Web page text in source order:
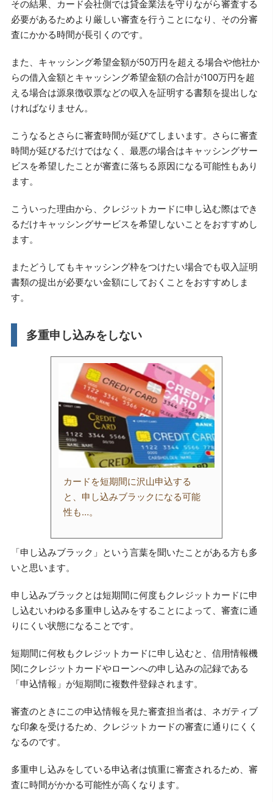
その結果、カード会社側では貸金業法を守りながら審査する
必要があるためより厳しい審査を行うことになり、その分審
査にかかる時間が長引くのです。
また、キャッシング希望金額が50万円を超える場合や他社か
らの借入金額とキャッシング希望金額の合計が100万円を超
える場合は源泉徴収票などの収入を証明する書類を提出しな
ければなりません。
こうなるとさらに審査時間が延びてしまいます。さらに審査
時間が延びるだけではなく、最悪の場合はキャッシングサー
ビスを希望したことが審査に落ちる原因になる可能性もあり
ます。
こういった理由から、クレジットカードに申し込む際はでき
るだけキャッシングサービスを希望しないことをおすすめし
ます。
またどうしてもキャッシング枠をつけたい場合でも収入証明
書類の提出が必要ない金額にしておくことをおすすめしま
す。
多重申し込みをしない
カードを短期間に沢山申込する
と、申し込みブラックになる可能
性も…。
「申し込みブラック」という言葉を聞いたことがある方も多
いと思います。
申し込みブラックとは短期間に何度もクレジットカードに申
し込むいわゆる多重申し込みをすることによって、審査に通
りにくい状態になることです。
短期間に何枚もクレジットカードに申し込むと、信用情報機
関にクレジットカードやローンへの申し込みの記録である
「申込情報」が短期間に複数件登録されます。
審査のときにこの申込情報を見た審査担当者は、ネガティブ
な印象を受けるため、クレジットカードの審査に通りにくく
なるのです。
多重申し込みをしている申込者は慎重に審査されるため、審
査に時間がかかる可能性が高くなります。